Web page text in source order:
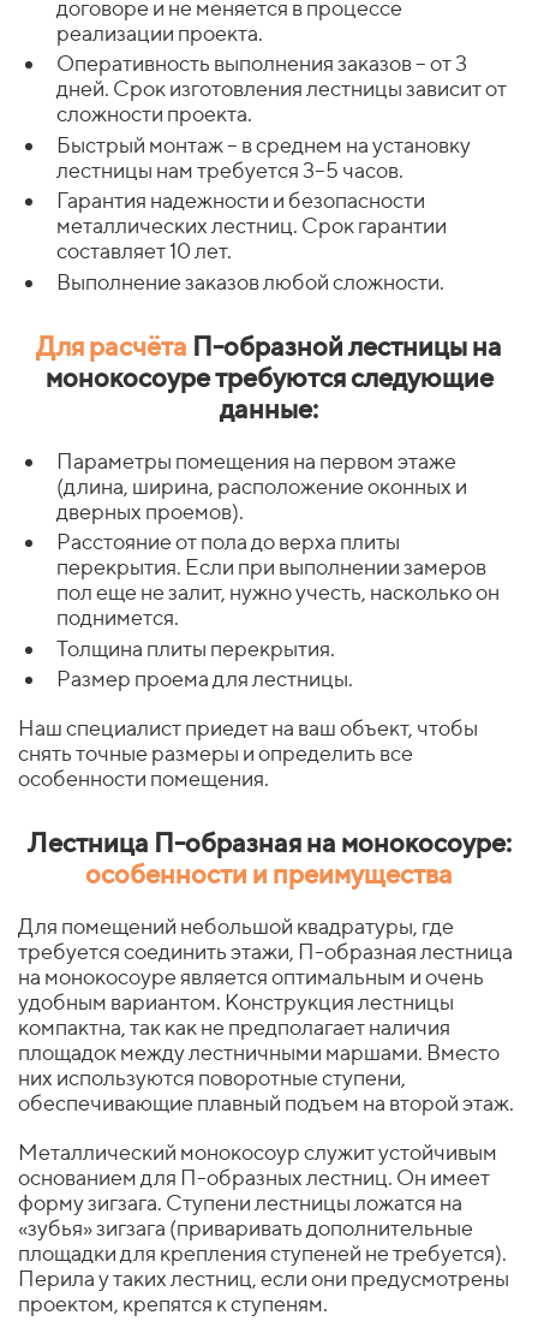
договоре и не меняется в процессе
реализации проекта.
Оперативность выполнения заказов – от 3
дней. Срок изготовления лестницы зависит от
сложности проекта.
Быстрый монтаж – в среднем на установку
лестницы нам требуется 3–5 часов.
Гарантия надежности и безопасности
металлических лестниц. Срок гарантии
составляет 10 лет.
Выполнение заказов любой сложности.
Для расчёта П-образной лестницы на
монокосоуре требуются следующие
данные:
Параметры помещения на первом этаже
(длина, ширина, расположение оконных и
дверных проемов).
Расстояние от пола до верха плиты
перекрытия. Если при выполнении замеров
пол еще не залит, нужно учесть, насколько он
поднимется.
Толщина плиты перекрытия.
Размер проема для лестницы.
Наш специалист приедет на ваш объект, чтобы
снять точные размеры и определить все
особенности помещения.
Лестница П-образная на монокосоуре:
особенности и преимущества
Для помещений небольшой квадратуры, где
требуется соединить этажи, П-образная лестница
на монокосоуре является оптимальным и очень
удобным вариантом. Конструкция лестницы
компактна, так как не предполагает наличия
площадок между лестничными маршами. Вместо
них используются поворотные ступени,
обеспечивающие плавный подъем на второй этаж.
Металлический монокосоур служит устойчивым
основанием для П-образных лестниц. Он имеет
форму зигзага. Ступени лестницы ложатся на
«зубья» зигзага (приваривать дополнительные
площадки для крепления ступеней не требуется).
Перила у таких лестниц, если они предусмотрены
проектом, крепятся к ступеням.